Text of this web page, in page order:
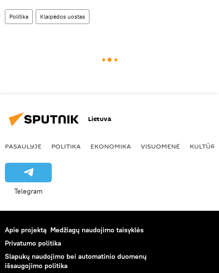
Politika Klaipėdos uostas
Lietuva
PASAULYJE POLITIKA EKONOMIKA VISUOMENĖ KULTŪRA
Telegram
Apie projektą Medžiagų naudojimo taisyklės
Privatumo politika
Slapukų naudojimo bei automatinio duomenų
išsaugojimo politika